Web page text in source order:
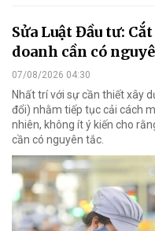
Sửa Luật Đầu tư:
doanh cần có
07/08/2026 04:30
Nhất trí với sự cần thiết xây
đổi) nhằm tiếp tục cải cách
nhiên, không ít ý kiến cho
cần có nguyên tắc.